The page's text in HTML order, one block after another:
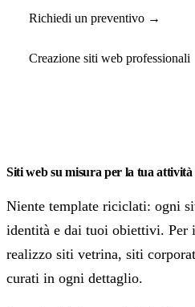
Richiedi un preventivo →
Creazione siti web professionali
Siti web su misura per la tua attività
Niente template riciclati: ogni
identità e dai tuoi obiettivi. Per
realizzo siti vetrina, siti
curati in ogni dettaglio.